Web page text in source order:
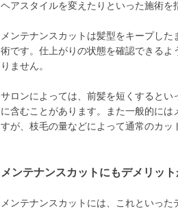
ヘアスタイルを変えたりといった施術を
メンテナンスカットは髪型をキープし
術です。仕上がりの状態を確認できる
りません。
サロンによっては、前髪を短くするとい
に含むことがあります。また一般的に
すが、枝毛の量などによって通常のカッ
メンテナンスカットにもデメリット
メンテナンスカットには、これといっ